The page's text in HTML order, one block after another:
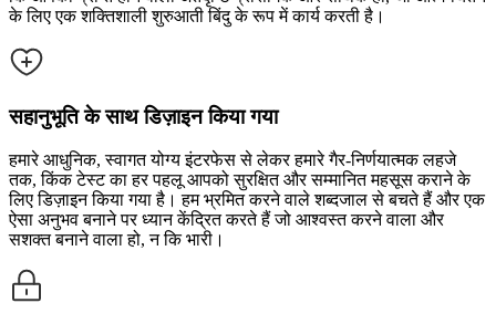
के लिए एक शक्तिशाली शुरुआती बिंदु के रूप में कार्य करती है।
सहानुभूति के साथ डिज़ाइन किया गया
हमारे आधुनिक, स्वागत योग्य इंटरफेस से लेकर हमारे गैर-निर्णयात्मक लहजे
तक, किंक टेस्ट का हर पहलू आपको सुरक्षित और सम्मानित महसूस कराने के
लिए डिज़ाइन किया गया है। हम भ्रमित करने वाले शब्दजाल से बचते हैं और एक
ऐसा अनुभव बनाने पर ध्यान केंद्रित करते हैं जो आश्वस्त करने वाला और
सशक्त बनाने वाला हो, न कि भारी।